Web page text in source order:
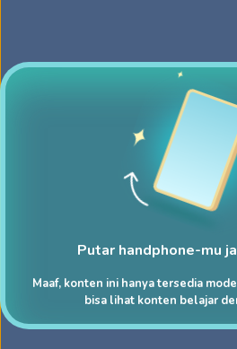
Putar handphone-mu
Maaf, konten ini hanya tersedia
bisa lihat konten belajar